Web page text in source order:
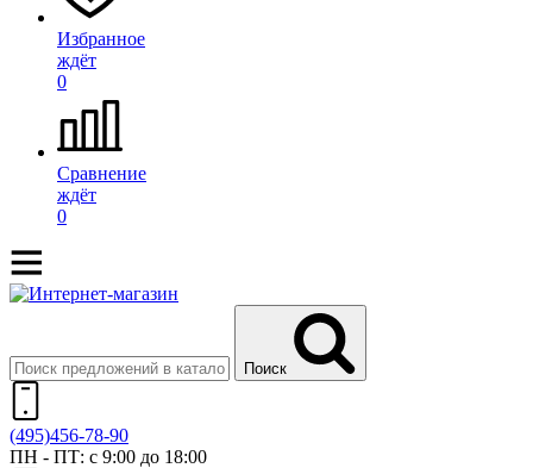
Избранное
ждёт
0
Сравнение
ждёт
0
Поиск
(495)456-78-90
ПН - ПТ: с 9:00 до 18:00